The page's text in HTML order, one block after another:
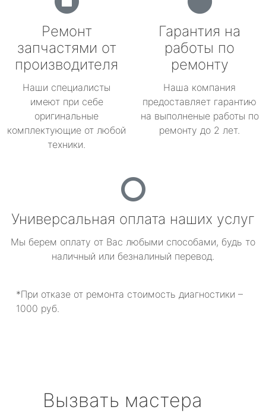
Ремонт
запчастями от
производителя
Наши специалисты
имеют при себе
оригинальные
комплектующие от любой
техники.
Гарантия на
работы по
ремонту
Наша компания
предоставляет гарантию
на выполненые работы по
ремонту до 2 лет.
Универсальная оплата наших услуг
Мы берем оплату от Вас любыми способами, будь то
наличный или безналиный перевод.
*При отказе от ремонта стоимость диагностики –
1000 руб.
Вызвать мастера